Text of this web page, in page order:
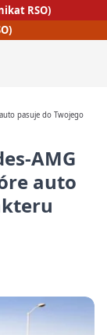
RSO)
pasuje do Twojego
AMG
auto